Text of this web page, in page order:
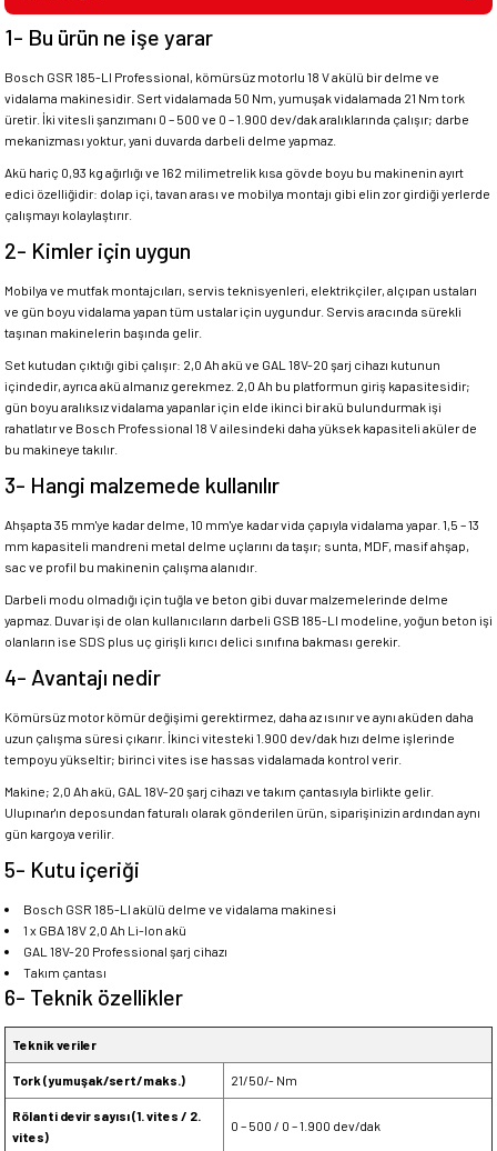
1- Bu ürün ne işe yarar
Bosch GSR 185-LI Professional, kömürsüz motorlu 18 V akülü bir delme ve
vidalama makinesidir. Sert vidalamada 50 Nm, yumuşak vidalamada 21 Nm tork
üretir. İki vitesli şanzımanı 0 – 500 ve 0 – 1.900 dev/dak aralıklarında çalışır; darbe
mekanizması yoktur, yani duvarda darbeli delme yapmaz.
Akü hariç 0,93 kg ağırlığı ve 162 milimetrelik kısa gövde boyu bu makinenin ayırt
edici özelliğidir: dolap içi, tavan arası ve mobilya montajı gibi elin zor girdiği yerlerde
çalışmayı kolaylaştırır.
2- Kimler için uygun
Mobilya ve mutfak montajcıları, servis teknisyenleri, elektrikçiler, alçıpan ustaları
ve gün boyu vidalama yapan tüm ustalar için uygundur. Servis aracında sürekli
taşınan makinelerin başında gelir.
Set kutudan çıktığı gibi çalışır: 2,0 Ah akü ve GAL 18V-20 şarj cihazı kutunun
içindedir, ayrıca akü almanız gerekmez. 2,0 Ah bu platformun giriş kapasitesidir;
gün boyu aralıksız vidalama yapanlar için elde ikinci bir akü bulundurmak işi
rahatlatır ve Bosch Professional 18 V ailesindeki daha yüksek kapasiteli aküler de
bu makineye takılır.
3- Hangi malzemede kullanılır
Ahşapta 35 mm'ye kadar delme, 10 mm'ye kadar vida çapıyla vidalama yapar. 1,5 – 13
mm kapasiteli mandreni metal delme uçlarını da taşır; sunta, MDF, masif ahşap,
sac ve profil bu makinenin çalışma alanıdır.
Darbeli modu olmadığı için tuğla ve beton gibi duvar malzemelerinde delme
yapmaz. Duvar işi de olan kullanıcıların darbeli GSB 185-LI modeline, yoğun beton işi
olanların ise SDS plus uç girişli kırıcı delici sınıfına bakması gerekir.
4- Avantajı nedir
Kömürsüz motor kömür değişimi gerektirmez, daha az ısınır ve aynı aküden daha
uzun çalışma süresi çıkarır. İkinci vitesteki 1.900 dev/dak hızı delme işlerinde
tempoyu yükseltir; birinci vites ise hassas vidalamada kontrol verir.
Makine; 2,0 Ah akü, GAL 18V-20 şarj cihazı ve takım çantasıyla birlikte gelir.
Ulupınar'ın deposundan faturalı olarak gönderilen ürün, siparişinizin ardından aynı
gün kargoya verilir.
5- Kutu içeriği
Bosch GSR 185-LI akülü delme ve vidalama makinesi
1 x GBA 18V 2,0 Ah Li-Ion akü
GAL 18V-20 Professional şarj cihazı
Takım çantası
6- Teknik özellikler
Teknik veriler
Tork (yumuşak/sert/maks.) 21/50/- Nm
Rölanti devir sayısı (1. vites / 2.
vites)
0 – 500 / 0 – 1.900 dev/dak